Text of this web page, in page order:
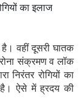
का इलाज
है। वहीं दूसरी घातक
संक्रमण व लॉक
निरंतर रोगियों का
है। ऐसे में ह्रदय की